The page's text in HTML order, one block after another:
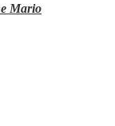
Mario